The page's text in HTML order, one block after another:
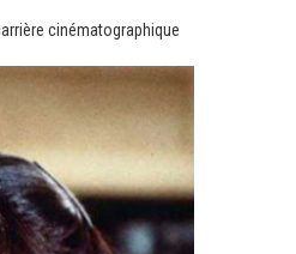
cinématographique